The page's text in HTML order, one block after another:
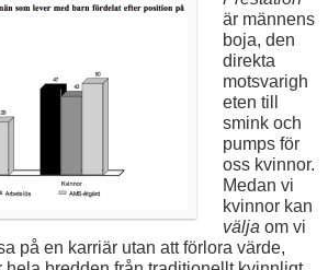
är männens
boja, den
direkta
motsvarigh
eten till
smink och
pumps för
oss kvinnor.
Medan vi
kvinnor kan
välja om vi
på en karriär utan att förlora värde,